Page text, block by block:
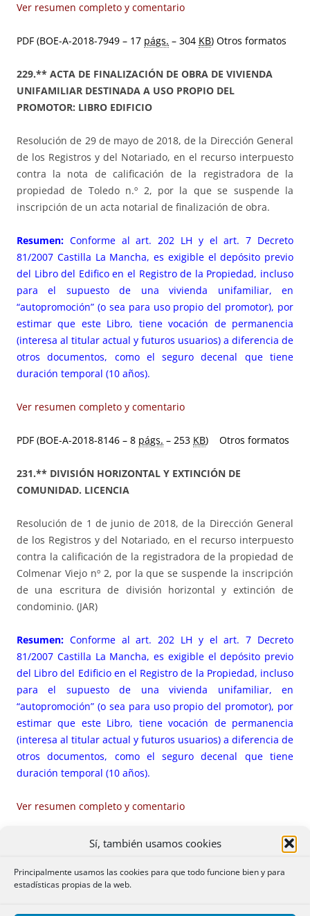
Sí, también usamos cookies
Principalmente usamos las cookies para que todo funcione bien y para
estadísticas propias de la web.
Ver resumen completo y comentario
PDF (BOE-A-2018-7949 – 17 págs. – 304 KB) Otros formatos
229.** ACTA DE FINALIZACIÓN DE OBRA DE VIVIENDA
UNIFAMILIAR DESTINADA A USO PROPIO DEL
PROMOTOR: LIBRO EDIFICIO
Resolución de 29 de mayo de 2018, de la Dirección General
de los Registros y del Notariado, en el recurso interpuesto
contra la nota de calificación de la registradora de la
propiedad de Toledo n.º 2, por la que se suspende la
inscripción de un acta notarial de finalización de obra.
Resumen: Conforme alart. 202 LH y el art. 7 Decreto
81/2007 Castilla La Mancha, es exigible el depósito previo
del Libro del Edifico en el Registro de la Propiedad, incluso
para el supuesto de una vivienda unifamiliar, en
“autopromoción” (o sea para uso propio del promotor), por
estimar que este Libro, tiene vocación de permanencia
(interesa al titular actual y futuros usuarios) a diferencia de
otros documentos, como el seguro decenal que tiene
duración temporal (10 años).
Ver resumen completo y comentario
PDF (BOE-A-2018-8146 – 8 págs. – 253 KB) Otros formatos
231.** DIVISIÓN HORIZONTAL Y EXTINCIÓN DE
COMUNIDAD. LICENCIA
Resolución de 1 de junio de 2018, de la Dirección General
de los Registros y del Notariado, en el recurso interpuesto
contra la calificación de la registradora de la propiedad de
Colmenar Viejo nº 2, por la que se suspende la inscripción
de una escritura de división horizontal y extinción de
condominio. (JAR)
Resumen: Conforme alart. 202 LH y el art. 7 Decreto
81/2007 Castilla La Mancha, es exigible el depósito previo
del Libro del Edificio en el Registro de la Propiedad, incluso
para el supuesto de una vivienda unifamiliar, en
“autopromoción” (o sea para uso propio del promotor), por
estimar que este Libro, tiene vocación de permanencia
(interesa al titular actual y futuros usuarios) a diferencia de
otros documentos, como el seguro decenal que tiene
duración temporal (10 años).
Ver resumen completo y comentario
PDF (BOE-A-2018-8476 – 14 págs.– 289KB) Otros formatos
232.** HERENCIA OTORGADA POR EL CÓNYUGE VIUDO
HABIENDO RENUNCIADO LOS HIJOS HEREDEROS